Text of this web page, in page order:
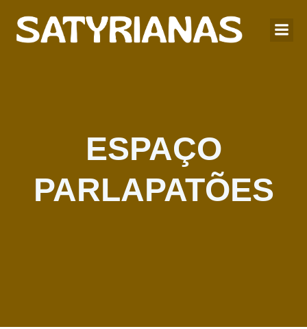
ESPAÇO
PARLAPATÕES